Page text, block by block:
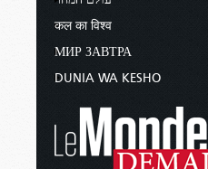
कल का विश्व
МИР ЗАВТРА
DUNIA WA KESHO